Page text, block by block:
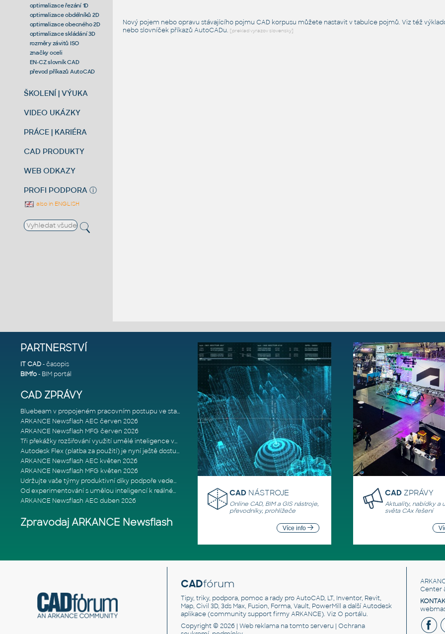
optimalizace řezání 1D
optimalizace obdélníků 2D
optimalizace obecného 2D
optimalizace skládání 3D
rozměry závitů ISO
značky oceli
EN-CZ slovník CAD
převod příkazů AutoCAD
ŠKOLENÍ | VÝUKA
VIDEO UKÁZKY
PRÁCE | KARIÉRA
CAD PRODUKTY
WEB ODKAZY
PROFI PODPORA ⓘ
also in ENGLISH
Nový pojem nebo opravu stávajícího pojmu CAD korpusu můžete nastavit v tabulce pojmů. Viz též
nebo slovníček příkazů AutoCADu. [preklad vyrazov slovensky]
PARTNERSTVÍ
IT CAD- časopis
BIMfo- BIM portál
CAD ZPRÁVY
Bluebeam v propojeném pracovním postupu ve stavebnictví: Proč je int
ARKANCE Newsflash AEC červen 2026
ARKANCE Newsflash MFG červen 2026
Tři překážky rozšiřování využití umělé inteligence ve stavebním prům
Autodesk Flex (platba za použití) je nyní ještě dostupnější
ARKANCE Newsflash AEC květen 2026
ARKANCE Newsflash MFG květen 2026
Udržujte vaše týmy produktivní díky podpoře vedené odborníky
Od experimentování s umělou inteligencí k reálnému dopadu na podniká
ARKANCE Newsflash AEC duben 2026
Zpravodaj ARKANCE Newsflash
CAD NÁSTROJE
Online CAD, BIM a GIS nástroje,
převodníky, prohlížeče
Více info
CAD ZPRÁVY
Aktuality, nabídky a
světa CAx řešení
CADfórum
Tipy, triky, podpora, pomoc a rady pro AutoCAD, LT, Inventor, Revit,
Map, Civil 3D, 3ds Max, Fusion, Forma, Vault, PowerMill a další Autodesk
aplikace (community support firmy ARKANCE). Viz O portálu.
Copyright © 2026 | Web reklamana tomto serveru | Ochrana
Center